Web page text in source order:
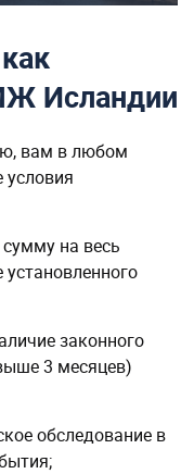
Исландии
вам в любом
на весь
законного
3 месяцев)
обследование в